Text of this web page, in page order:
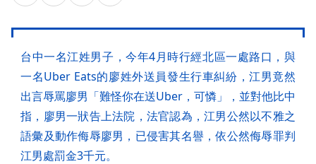
台中一名江姓男子，今年4月時行經北區一處路口，與
一名Uber Eats的廖姓外送員發生行車糾紛，江男竟然
出言辱罵廖男「難怪你在送Uber，可憐」，並對他比中
指，廖男一狀告上法院，法官認為，江男公然以不雅之
語彙及動作侮辱廖男，已侵害其名譽，依公然侮辱罪判
江男處罰金3千元。